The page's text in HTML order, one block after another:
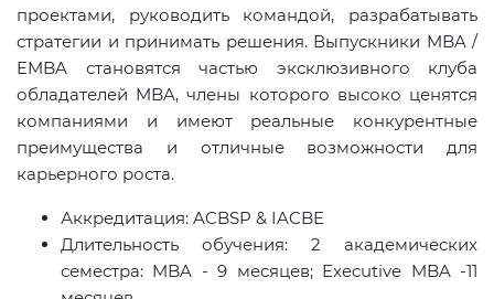
проектами, руководить командой, разрабатывать
стратегии и принимать решения. Выпускники MBA/
EMBA становятся частью эксклюзивного клуба
обладателей MBA, члены которого высоко ценятся
компаниями и имеют реальные конкурентные
преимущества и отличные возможности для
карьерного роста.
Аккредитация: ACBSP & IACBE
Длительность обучения: 2 академических
семестра: MBA - 9 месяцев; Executive MBA -11